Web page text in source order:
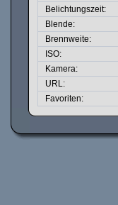
Belichtungszeit:
Blende:
Brennweite:
ISO:
Kamera:
URL:
Favoriten: